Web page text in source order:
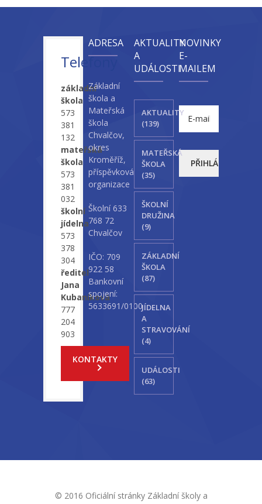
Telefony
základní
škola
573
381
132
mateřská
škola
573
381
032
školní
jídelna
573
378
304
ředitel
Jana
Kubaníková
777
204
903
KONTAKTY
ADRESA
Základní
škola a
Mateřská
škola
Chvalčov,
okres
Kroměříž,
příspěvková
organizace
Školní 633
768 72
Chvalčov
IČO: 709
922 58
Bankovní
spojení:
5633691/0100
AKTUALITY
A
UDÁLOSTI
AKTUALITY
(139)
MATEŘSKÁ
ŠKOLA
(35)
ŠKOLNÍ
DRUŽINA
(9)
ZÁKLADNÍ
ŠKOLA
(87)
JÍDELNA
A
STRAVOVÁNÍ
(4)
UDÁLOSTI
(63)
NOVINKY
E-
MAILEM
© 2016 Oficiální stránky Základní školy a